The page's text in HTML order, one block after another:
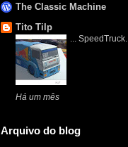
The Classic Machine
Tito Tilp
... SpeedTruck.
Há um mês
Arquivo do blog